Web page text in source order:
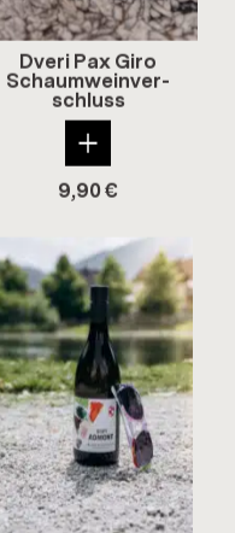
Dveri Pax Giro
Schaum­wein­ver­
schluss
9,90€